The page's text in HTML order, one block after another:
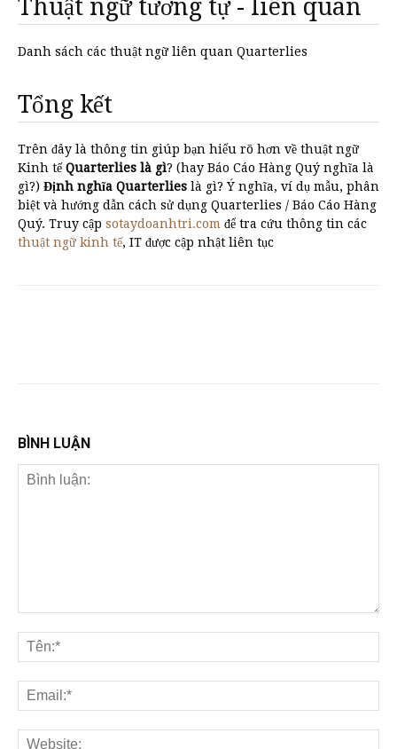
Thuật ngữ tương tự - liên quan
Danh sách các thuật ngữ liên quan Quarterlies
Tổng kết
Trên đây là thông tin giúp bạn hiểu rõ hơn về thuật ngữ
Kinh tếQuarterlies là gì? (hay Báo Cáo Hàng Quý nghĩa là
gì?) Định nghĩa Quarterlies là gì? Ý nghĩa, ví dụ mẫu, phân
biệt và hướng dẫn cách sử dụng Quarterlies / Báo Cáo Hàng
Quý. Truy cập sotaydoanhtri.com để tra cứu thông tin các
thuật ngữ kinh tế, IT được cập nhật liên tục
BÌNH LUẬN